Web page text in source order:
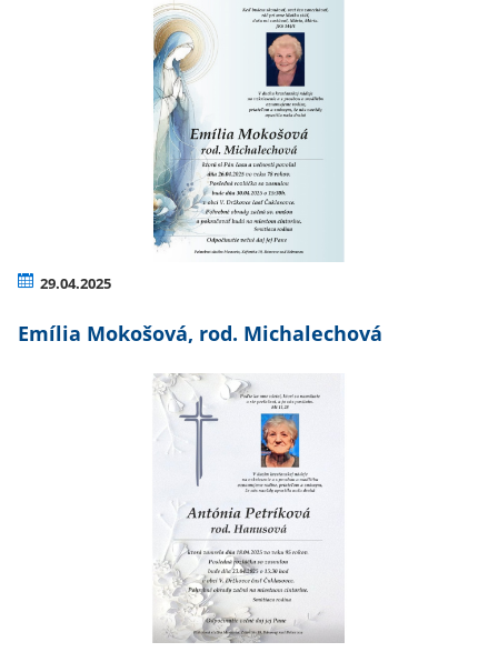
29.04.2025
Emília Mokošová, rod. Michalechová